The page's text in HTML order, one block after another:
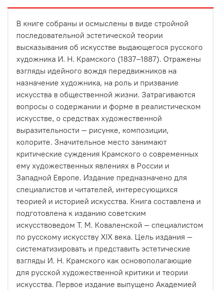
В книге собраны и осмыслены в виде стройной
последовательной эстетической теории
высказывания об искусстве выдающегося русского
художника И. Н. Крамского (1837–1887). Отражены
взгляды идейного вождя передвижников на
назначение художника, на роль и призвание
искусства в общественной жизни. Затрагиваются
вопросы о содержании и форме в реалистическом
искусстве, о средствах художественной
выразительности — рисунке, композиции,
колорите. Значительное место занимают
критические суждения Крамского о современных
ему художественных явлениях в России и
Западной Европе. Издание предназначено для
специалистов и читателей, интересующихся
теорией и историей искусства. Книга составлена и
подготовлена к изданию советским
искусствоведом Т. М. Коваленской — специалистом
по русскому искусству XIX века. Цель издания —
систематизировать и представить эстетические
взгляды И. Н. Крамского как основополагающие
для русской художественной критики и теории
искусства. Первое издание выпущено Академией